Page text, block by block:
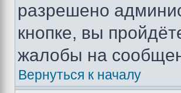
разрешено
кнопке, вы
жалобы на
Вернуться к началу